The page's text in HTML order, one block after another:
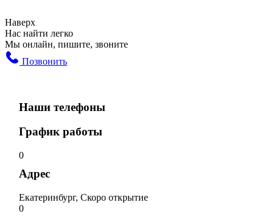
Наверх
Нас найти легко
Мы онлайн, пишите, звоните
Позвонить
Наши телефоны
График работы
0
Адрес
Екатеринбург, Скоро открытие
0